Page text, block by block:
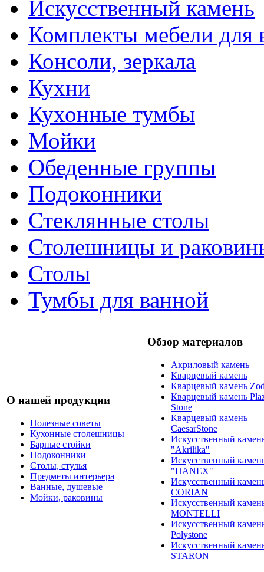
Искусственный камень
Комплекты мебели для
Консоли, зеркала
Кухни
Кухонные тумбы
Мойки
Обеденные группы
Подоконники
Стеклянные столы
Столешницы и
Столы
Тумбы для ванной
О нашей продукции
Полезные советы
Кухонные столешницы
Барные стойки
Подоконники
Столы, стулья
Предметы интерьера
Ванные, душевые
Мойки, раковины
Обзор материалов
Акриловый камень
Кварцевый камень
Кварцевый камень
Кварцевый камень
Stone
Кварцевый камень
CaesarStone
Искусственный
"Akrilika"
Искусственный
"HANEX"
Искусственный
CORIAN
Искусственный
MONTELLI
Искусственный
Polystone
Искусственный
STARON